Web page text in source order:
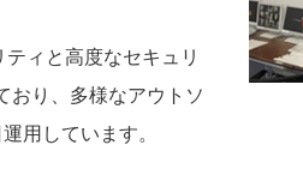
ィと高度なセキュリ
おり、多様なアウトソ
用しています。